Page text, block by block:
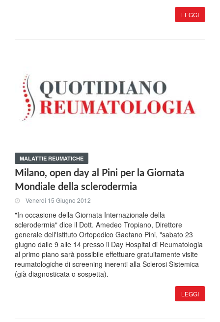
LEGGI
MALATTIE REUMATICHE
Milano, open day al Pini per la Giornata
Mondiale della sclerodermia
Venerdi 15 Giugno 2012
"In occasione della Giornata Internazionale della
sclerodermia" dice il Dott. Amedeo Tropiano, Direttore
generale dell'Istituto Ortopedico Gaetano Pini, "sabato 23
giugno dalle 9 alle 14 presso il Day Hospital di Reumatologia
al primo piano sarà possibile effettuare gratuitamente visite
reumatologiche di screening inerenti alla Sclerosi Sistemica
(già diagnosticata o sospetta).
LEGGI